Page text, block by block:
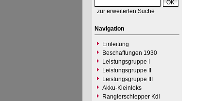
zur erweiterten Suche
Navigation
Einleitung
Beschaffungen 1930
Leistungsgruppe I
Leistungsgruppe II
Leistungsgruppe III
Akku-Kleinloks
Rangierschlepper Kdl